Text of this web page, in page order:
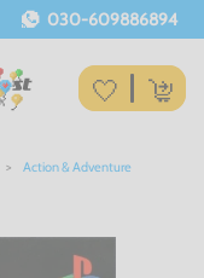
030-609886894
Action & Adventure